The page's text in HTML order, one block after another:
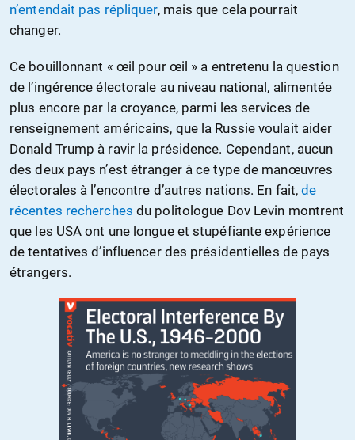
n’entendait pas répliquer, mais que cela pourrait
changer.
Ce bouillonnant « œil pour œil » a entretenu la question
de l’ingérence électorale au niveau national, alimentée
plus encore par la croyance, parmi les services de
renseignement américains, que la Russie voulait aider
Donald Trump à ravir la présidence. Cependant, aucun
des deux pays n’est étranger à ce type de manœuvres
électorales à l’encontre d’autres nations. En fait,de
récentes recherches du politologue Dov Levin montrent
que les USA ont une longue et stupéfiante expérience
de tentatives d’influencer des présidentielles de pays
étrangers.